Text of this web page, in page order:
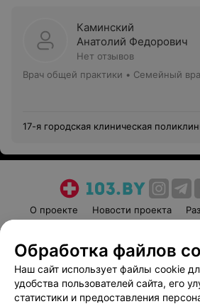
Каминский
Анатолий Федорович
Нет отзывов
Врач общей практики • Семейный
17-я городская клиническая
О проекте Новости проекта
Пользовательское соглашение
Вакансии
Написать
Обработка файлов
Наш сайт использует файлы cookie
удобства пользователей сайта, его
статистики и предоставления